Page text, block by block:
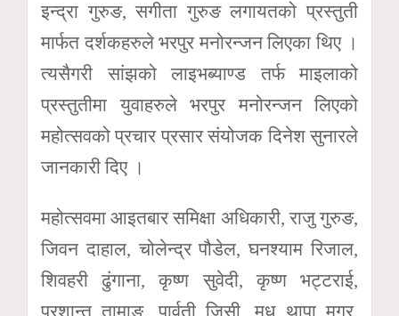
इन्द्रा गुरुङ, सगीता गुरुङ लगायतको प्रस्तुती
मार्फत दर्शकहरुले भरपुर मनोरन्जन लिएका थिए ।
त्यसैगरी सांझको लाइभब्याण्ड तर्फ माइलाको
प्रस्तुतीमा युवाहरुले भरपुर मनोरन्जन लिएको
महोत्सवको प्रचार प्रसार संयोजक दिनेश सुनारले
जानकारी दिए ।
महोत्सवमा आइतबार समिक्षा अधिकारी, राजु गुरुङ,
जिवन दाहाल, चोलेन्द्र पौडेल, घनश्याम रिजाल,
शिवहरी ढुंगाना, कृष्ण सुवेदी, कृष्ण भट्टराई,